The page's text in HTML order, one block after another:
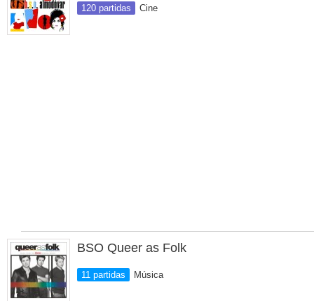
120 partidas Cine
BSO Queer as Folk
11 partidas Música